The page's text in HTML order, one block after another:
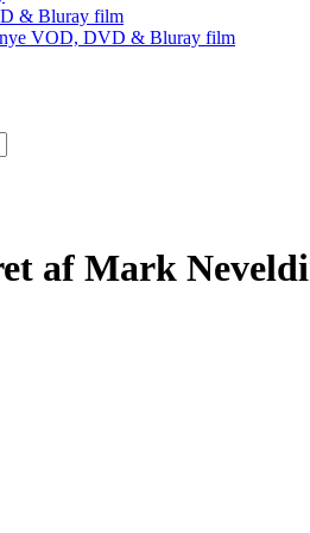
& Bluray film
VOD, DVD & Bluray film
af Mark